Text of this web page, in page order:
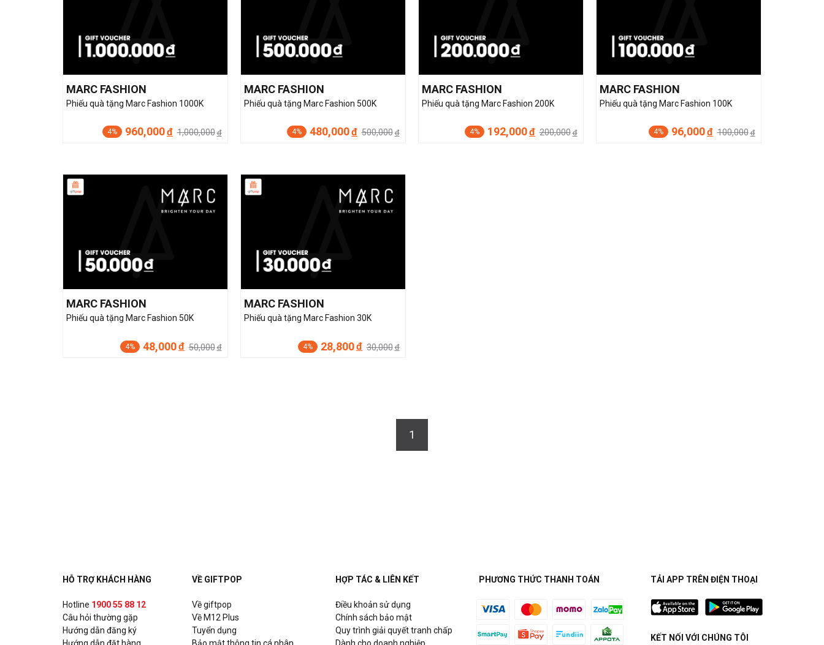
MARC FASHION
Phiếu quà tặng Marc Fashion 1000K
4% 960,000đ 1,000,000 đ
MARC FASHION
Phiếu quà tặng Marc Fashion 500K
4% 480,000đ 500,000 đ
MARC FASHION
Phiếu quà tặng Marc Fashion 200K
4% 192,000đ 200,000 đ
MARC FASHION
Phiếu quà tặng Marc Fashion 100K
4% 96,000đ 100,000 đ
MARC FASHION
Phiếu quà tặng Marc Fashion 50K
4% 48,000đ 50,000 đ
MARC FASHION
Phiếu quà tặng Marc Fashion 30K
4% 28,800đ 30,000 đ
1
HỖ TRỢ KHÁCH HÀNG
Hotline 1900 55 88 12
Câu hỏi thường gặp
Hướng dẫn đăng ký
VỀ GIFTPOP
Về giftpop
Về M12 Plus
Tuyển dụng
HỢP TÁC & LIÊN KẾT
Điều khoản sử dụng
Chính sách bảo mật
Quy trình giải quyết tranh chấp
PHƯƠNG THỨC THANH TOÁN TẢI APP TRÊN ĐIỆN THOẠI
KẾT NỐI VỚI CHÚNG TÔI